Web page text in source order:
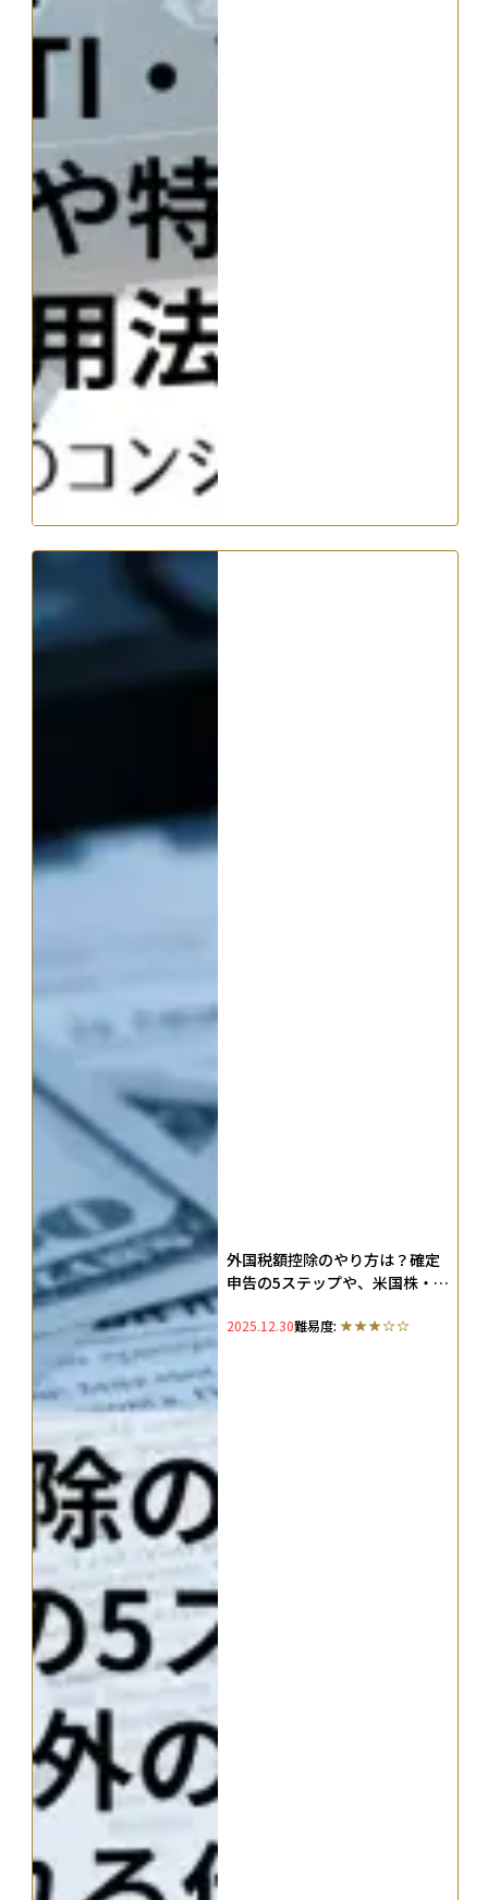
外国税額控除のやり方は？確定
申告の5ステップや、米国株・
仕組みを解説
2025.12.30難易度: